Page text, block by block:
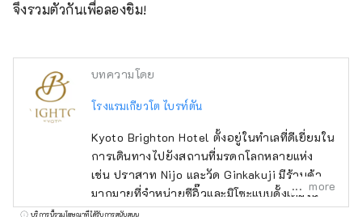
จึงรวมตัวกันเพื่อลองชิม!
บทความโดย
โรงแรมเกียวโต ไบรท์ตัน
Kyoto Brighton Hotel ตั้งอยู่ในทำเลที่ดีเยี่ยมใน
การเดินทางไปยังสถานที่มรดกโลกหลายแห่ง
เช่น ปราสาท Nijo และวัด Ginkakuji มีร้านค้า
มากมายที่จำหน่ายซีอิ๊วและมิโซะแบบดั้งเดิมใน
บริเวณใกล้เคียง คุณจึงสามารถเพลิดเพลินกับ
more
บริการนี้รวมโฆษณาที่ได้รับการสนับสนุน